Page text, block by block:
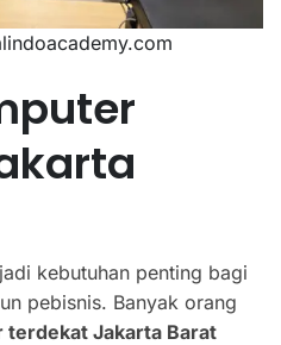
kebutuhan penting bagi
pebisnis. Banyak orang
Jakarta Barat